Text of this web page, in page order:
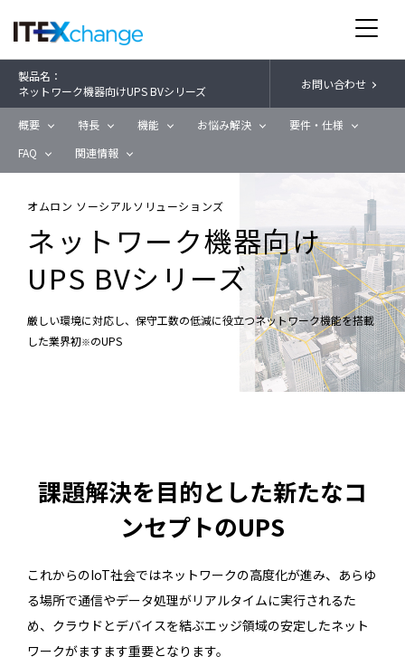
製品名：
ネットワーク機器向けUPS BVシリーズ
お問い合わせ
概要 特長 機能 お悩み解決
要件・仕様
FAQ
関連情報
オムロン ソーシアルソリューションズ
ネットワーク機器向け
UPS BVシリーズ
厳しい環境に対応し、保守工数の低減に役立つネットワーク機能を搭載
した業界初※のUPS
課題解決を目的とした新たなコ
ンセプトのUPS
これからのIoT社会ではネットワークの高度化が進み、あらゆ
る場所で通信やデータ処理がリアルタイムに実行されるた
め、クラウドとデバイスを結ぶエッジ領域の安定したネット
ワークがますます重要となります。